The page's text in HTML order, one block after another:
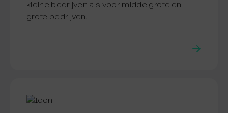
kleine bedrijven als voor middelgrote en
grote bedrijven.